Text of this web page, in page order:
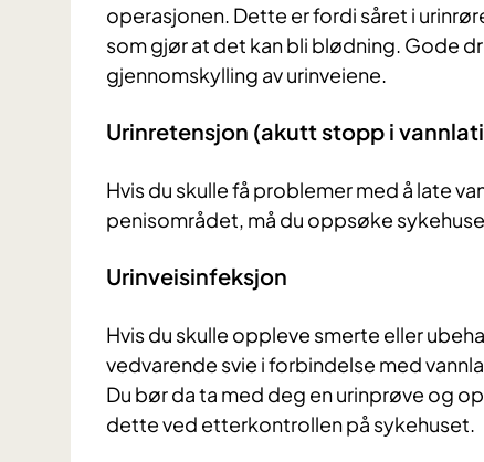
operasjonen. Dette er fordi såret i
som gjør at det kan bli blødning. Gode
gjennomskylling av urinveiene.
Urinretensjon (akutt stopp i
Hvis du skulle få problemer med å late
penisområdet, må du oppsøke
Urinveisinfeksjon
Hvis du skulle oppleve smerte eller
vedvarende svie i forbindelse med
Du bør da ta med deg en urinprøve og
dette ved etterkontrollen på sykehuset.